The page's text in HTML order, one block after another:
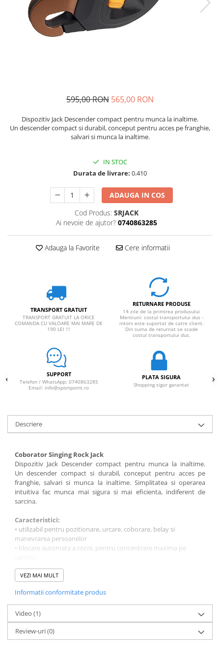
Slackline
Accesorii
Caciuli
Jachete
Sosete
Imbracaminte de corp
595,00 RON 565,00 RON
Dispozitiv Jack Descender compact pentru munca la inaltime.
Un descender compact si durabil, conceput pentru acces pe franghie,
salvari si munca la inaltime.
IN STOC
Durata de livrare: 0.410
ADAUGA IN COS
Cod Produs: SRJACK
Ai nevoie de ajutor? 0740863285
Adauga la Favorite Cere informatii
TRANSPORT GRATUIT
TRANSPORT GRATUIT LA ORICE
COMANDA CU VALOARE MAI MARE DE
190 LEI !!!
RETURNARE PRODUSE
14 zile de la primirea produsului
Mentiuni: costul transportului dus -
intors este suportat de catre client.
Din suma de returnat se scade
costul transportului dus.
SUPPORT
Telefon / WhatsApp: 0740863285
Email: info@sportpoint.ro
PLATA SIGURA
Shopping sigur garantat
Descriere
Coborator Singing Rock Jack
Dispozitiv Jack Descender compact pentru munca la inaltime.
Un descender compact si durabil, conceput pentru acces pe
franghie, salvari si munca la inaltime. Simplitatea si operarea
intuitiva fac munca mai sigura si mai eficienta, indiferent de
sarcina.
Caracteristici:
• utilizabil pentru pozitionare, urcare, coborare, belay si
manevrarea persoanelor
• blocare automata a corzii, pentru concentrare maxima pe
• control precis al vitezei prin maneta
• insertie rapida a franghiei si operare lina
rapide
• ideal pentru urcari scurte pe franghie
• nu necesita detasarea dispozitivului de ham pentru
introducerea sau scoaterea corzii
• fara frecare suplimentara pana la 200 kg
• compatibil cu franghii de 9, 312 mm
VEZI MAI MULT
Informatii conformitate produs
Video (1)
Review-uri(0)